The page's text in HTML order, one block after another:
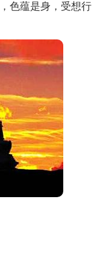
色蕴是身，受想行